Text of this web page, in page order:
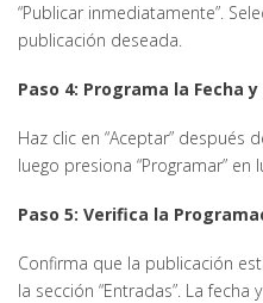
“Publicar inmediatamente”.
publicación deseada.
Paso 4: Programa la Fecha y
Haz clic en “Aceptar” después
luego presiona “Programar” en
Paso 5: Verifica la
Confirma que la publicación
la sección “Entradas”. La